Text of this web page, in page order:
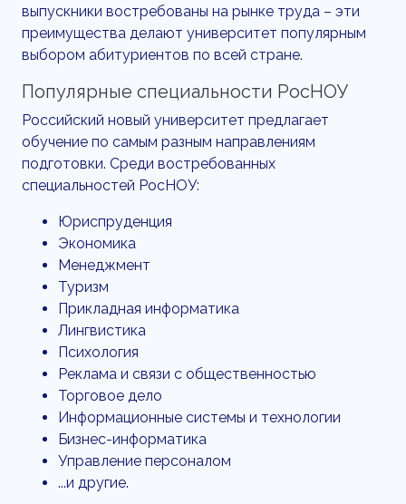
выпускники востребованы на рынке труда – эти
преимущества делают университет популярным
выбором абитуриентов по всей стране.
Популярные специальности РосНОУ
Российский новый университет предлагает
обучение по самым разным направлениям
подготовки. Среди востребованных
специальностей РосНОУ:
Юриспруденция
Экономика
Менеджмент
Туризм
Прикладная информатика
Лингвистика
Психология
Реклама и связи с общественностью
Торговое дело
Информационные системы и технологии
Бизнес-информатика
Управление персоналом
...и другие.